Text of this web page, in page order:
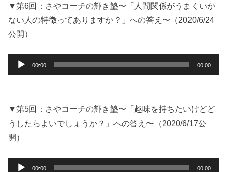
ー
ヤ
ー
▼第6回：さやコーチの輝き塾〜「人間関係がうまくいか
ない人の特徴ってありますか？」への答え〜（2020/6/24
公開）
ー
ヤ
ー
00:00 00:00
▼第5回：さやコーチの輝き塾〜「趣味を持ちたいけどど
うしたらよいでしょうか？」への答え〜（2020/6/17公
開）
00:00 00:00